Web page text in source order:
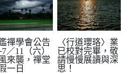
間
旅人
目/序/評論）
論/學術研究）
共修
禪觀
美
禪學會公告
／11（六）
來襲，禪堂
一日
〈行道瓔珞〉業
已校對完畢，敬
請慢慢展讀與深
思！
》
講・座談・開示
文